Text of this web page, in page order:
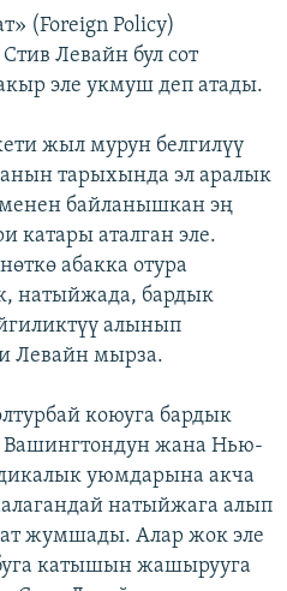
(Foreign Policy)
Левайн бул сот
эле укмуш деп атады.
жыл мурун белгилүү
тарыхында эл аралык
менен байланышкан эң
аталган эле.
абакка отура
натыйжада, бардык
алынып
Левайн мырза.
коюуга бардык
жана Нью-
уюмдарына акча
натыйжага алып
жумшады. Алар жок эле
катышын жашырууга